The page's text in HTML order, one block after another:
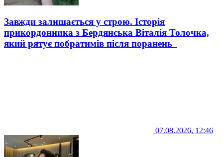
Завжди залишається у строю. Історія
прикордонника з Бердянська Віталія Толочка,
який рятує побратимів після поранень
07.08.2026, 12:46